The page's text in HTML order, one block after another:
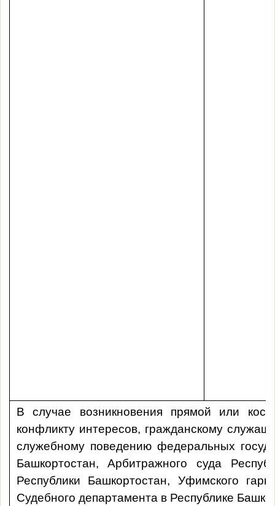
В случае возникновения прямой или
конфликту интересов, гражданскому
служебному поведению федеральных
Башкортостан, Арбитражного суда
Республики Башкортостан, Уфимского
Судебного департамента в Республике